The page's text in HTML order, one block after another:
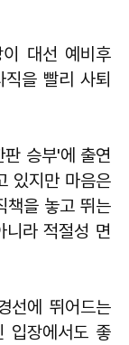
이 대선 예비후
을 빨리 사퇴
승부'에 출연
있지만 마음은
책을 놓고 뛰는
니라 적절성 면
선에 뛰어드는
입장에서도 좋